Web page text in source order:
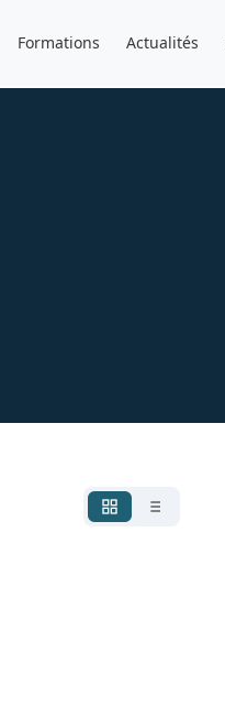
Formations Actualités